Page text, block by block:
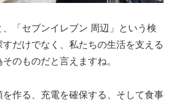
「セブンイレブン 周辺」という検
だけでなく、私たちの生活を支える
のものだと言えますね。
作る、充電を確保する、そして食事